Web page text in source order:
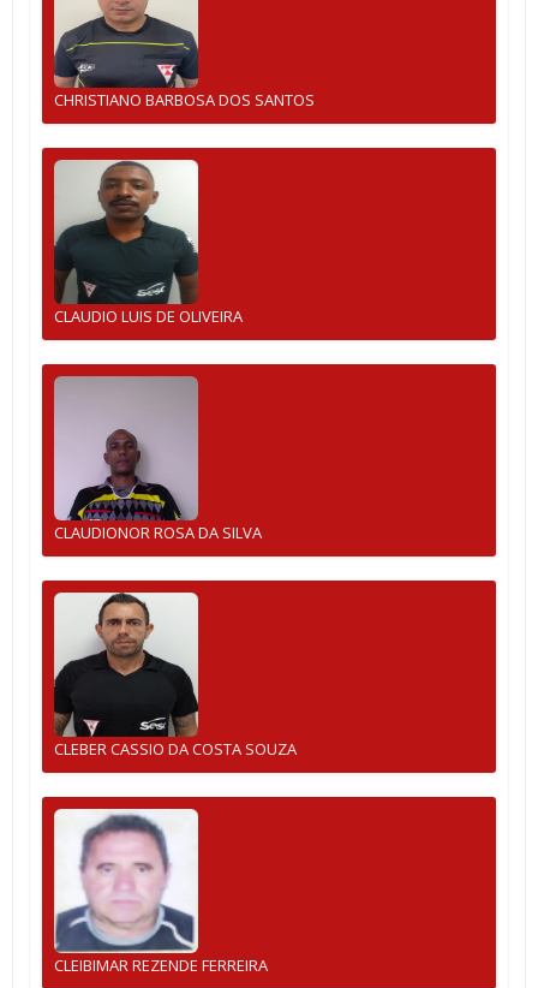
CHRISTIANO BARBOSA DOS SANTOS
CLAUDIO LUIS DE OLIVEIRA
CLAUDIONOR ROSA DA SILVA
CLEBER CASSIO DA COSTA SOUZA
CLEIBIMAR REZENDE FERREIRA